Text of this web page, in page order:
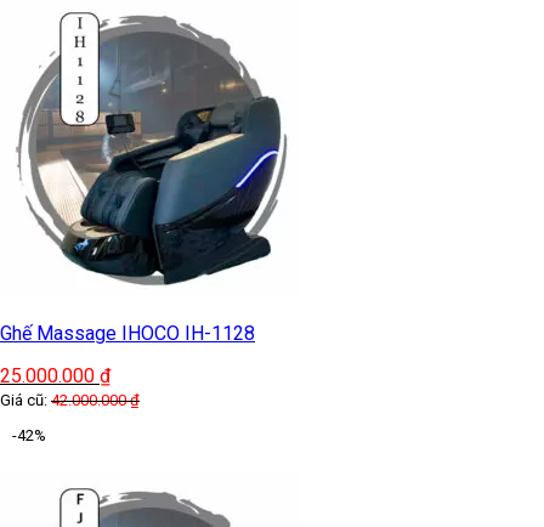
Ghế Massage IHOCO IH-1128
25.000.000 ₫
Giá cũ: 42.000.000₫
-42%